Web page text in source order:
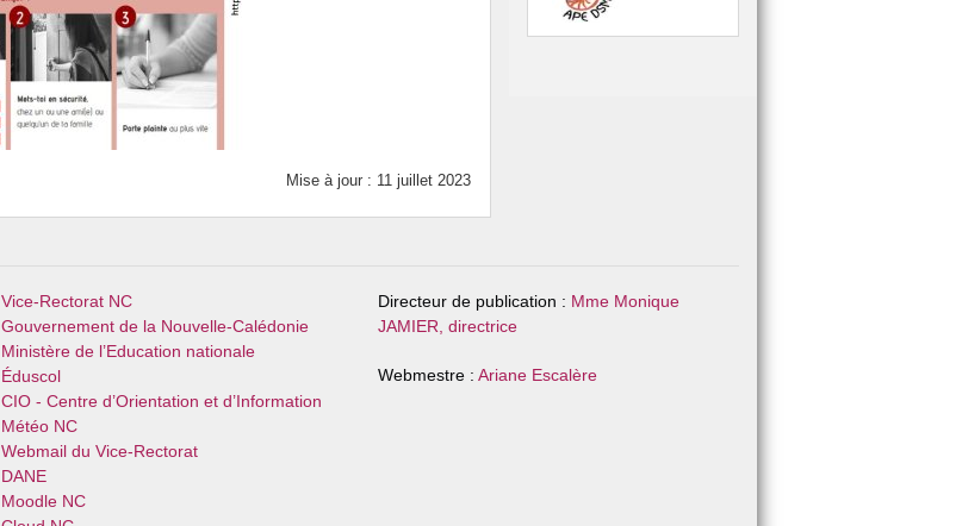
Mise à jour : 11 juillet 2023
Vice-Rectorat NC
Gouvernement de la Nouvelle-Calédonie
Ministère de l’Education nationale
Éduscol
CIO - Centre d’Orientation et d’Information
Météo NC
Webmail du Vice-Rectorat
DANE
Moodle NC
Directeur de publication : Mme Monique
JAMIER, directrice
Webmestre : Ariane Escalère